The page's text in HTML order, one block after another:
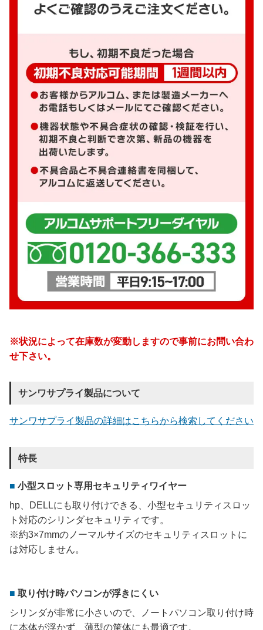
※状況によって在庫数が変動しますので事前にお問い合わ
せ下さい。
サンワサプライ製品について
サンワサプライ製品の詳細はこちらから検索してください
特長
小型スロット専用セキュリティワイヤー
hp、DELLにも取り付けできる、小型セキュリティスロッ
ト対応のシリンダセキュリティです。
※約3×7mmのノーマルサイズのセキュリティスロットに
は対応しません。
取り付け時パソコンが浮きにくい
シリンダが非常に小さいので、ノートパソコン取り付け時
に本体が浮かず、薄型の筐体にも最適です。